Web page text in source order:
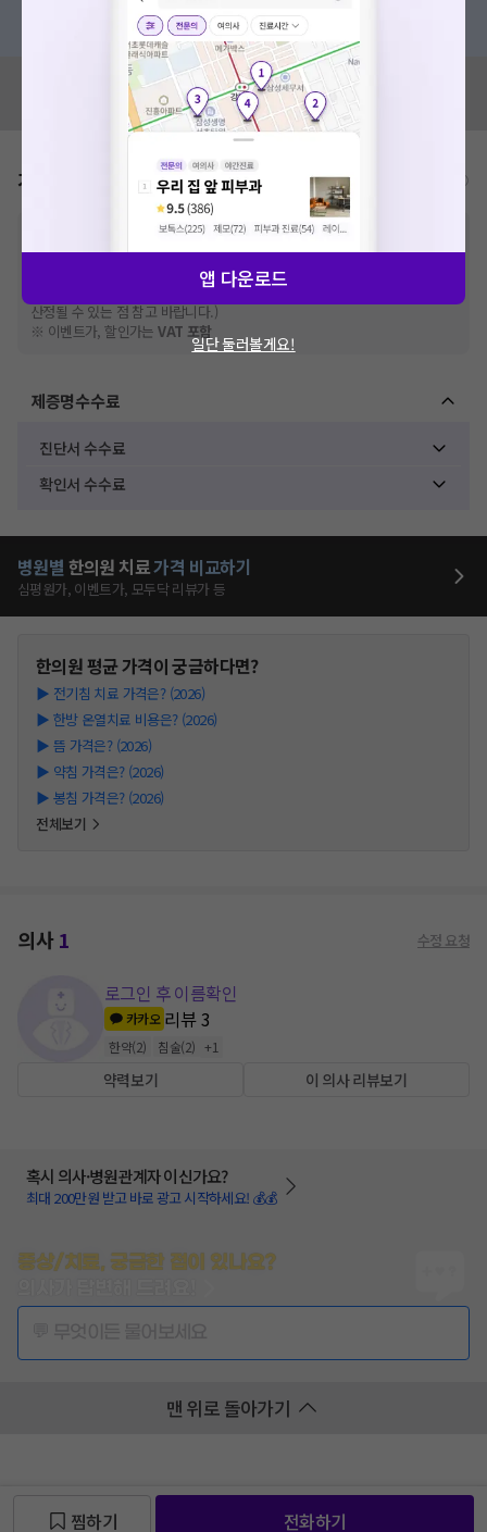
혹은, 의료상담 서비스에 다양한 게시글 보러가기
혹시 잘못된 병원정보가 있나요?
모두닥 팀에 알려주세요!
가격표 비급여/급여 진료란?
추가비용 등으로 실제 가격과 상이할 수 있으니, 정확
한 가격은 해당 의료기관에 직접 문의해주세요.
건강보험심사평가원에 고지되어 있는 급여 진료 기준 가
격입니다. (진료와 연관된 복합적인 비용이 추가되어, 병원마다 금액이 다르게
산정될 수 있는 점 참고 바랍니다.)
※ 이벤트가, 할인가는VAT 포함
제증명수수료
진단서 수수료
확인서 수수료
병원별 한의원 치료가격 비교하기
심평원가, 이벤트가, 모두닥 리뷰가 등
한의원평균 가격이 궁금하다면?
▶ 전기침 치료 가격은? (2026)
▶ 한방 온열치료 비용은? (2026)
▶ 뜸 가격은? (2026)
▶ 약침 가격은? (2026)
▶ 봉침 가격은? (2026)
전체보기
의사1 수정 요청
로그인 후 이름확인
카카오 리뷰3
한약(2) 침술(2) +1
약력보기 이 의사 리뷰보기
혹시 의사·병원관계자 이신가요?
최대 200만원 받고 바로 광고 시작하세요! 💰💰
증상/치료, 궁금한 점이 있나요?
맨 위로 돌아가기
찜하기 전화하기
요청하신 작업을 처리하지 못했습니다.
네트워크 또는 서버의 일시적인 오류로, 잠시 후 다시 시도해주
세요. 지속적으로 문제가 발생할 경우 모두닥 채널톡으로 문의
앱 다운로드
일단 둘러볼게요!